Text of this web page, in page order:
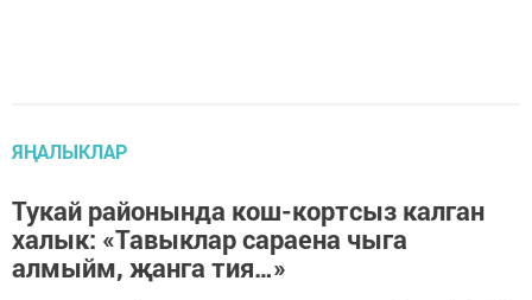
ЯҢАЛЫКЛАР
Тукай районында кош-кортсыз калган
халык: «Тавыклар сараена чыга
алмыйм, җанга тия…»